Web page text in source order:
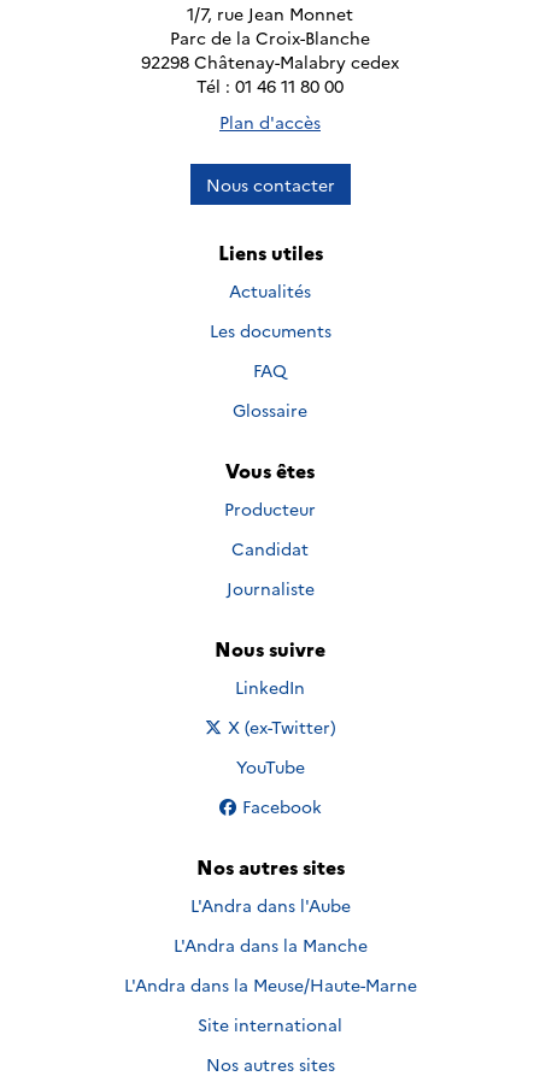
1/7, rue Jean Monnet
Parc de la Croix-Blanche
92298 Châtenay-Malabry cedex
Tél : 01 46 11 80 00
Plan d'accès
Nous contacter
Liens utiles
Actualités
Les documents
FAQ
Glossaire
Vous êtes
Producteur
Candidat
Journaliste
Nous suivre
Nous suivre sur
LinkedIn
Nous suivre sur
X (ex-Twitter)
Nous suivre sur
YouTube
Nous suivre sur
Facebook
Nos autres sites
L'Andra dans l'Aube
L'Andra dans la Manche
L'Andra dans la Meuse/Haute-Marne
Site international
Nos autres sites